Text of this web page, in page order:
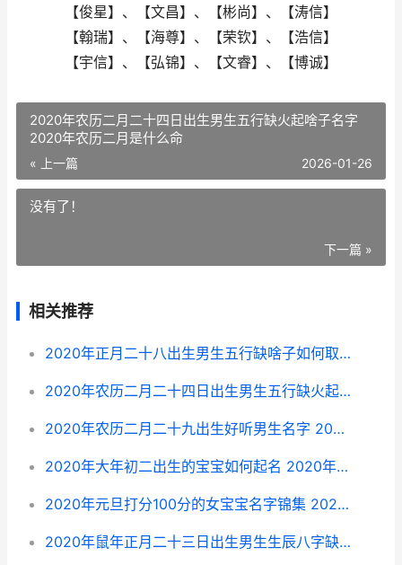
【俊星】、【文昌】、【彬尚】、【涛信】
【翰瑞】、【海尊】、【荣钦】、【浩信】
【宇信】、【弘锦】、【文睿】、【博诚】
2020年农历二月二十四日出生男生五行缺火起啥子名字
2020年农历二月是什么命
« 上一篇 2026-01-26
没有了！
下一篇 »
相关推荐
2020年正月二十八出生男生五行缺啥子如何取名 2020年正月二十一出生是什么命
2020年农历二月二十四日出生男生五行缺火起啥子名字 2020年农历二月是什么命
2020年农历二月二十九出生好听男生名字 2020年农历二月十六出生的孩子好吗
2020年大年初二出生的宝宝如何起名 2020年大年初二是什么鼠
2020年元旦打分100分的女宝宝名字锦集 2020年元旦是几月几日星期几
2020年鼠年正月二十三日出生男生生辰八字缺土名字主推 鼠年正月是什么月